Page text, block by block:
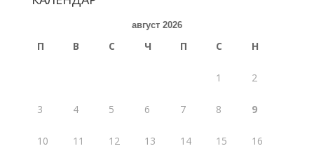
август 2026
П В С Ч П С Н
1 2
3 4 5 6 7 8 9
10 11 12 13 14 15 16